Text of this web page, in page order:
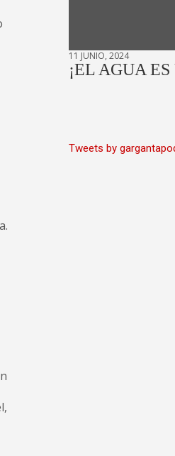
11 JUNIO, 2024
¡EL AGUA
Tweets by